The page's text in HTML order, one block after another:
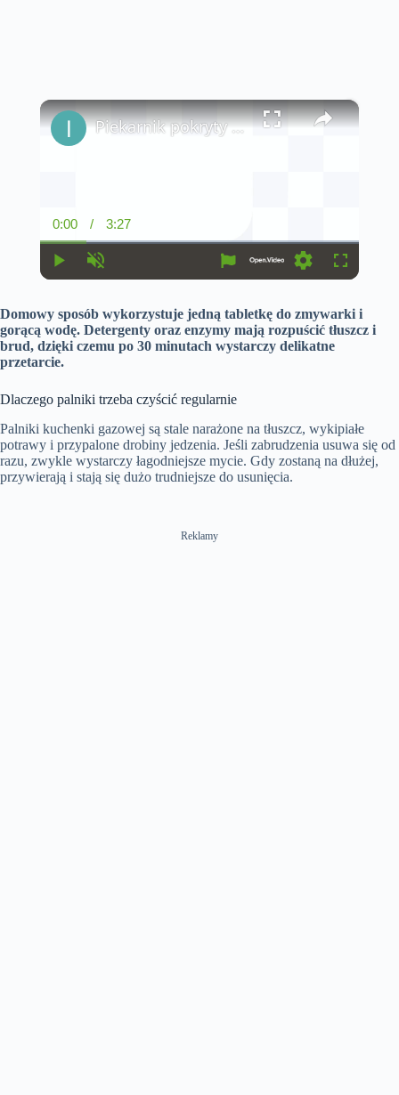
×
y
u
t
e
C
u
r
e
t
T
i
m
0:00 /
D
u
t
o
n
3:27
t
i
n
g
l
s
c
Piekarnik pokryty brudem? Wykorzystaj sztuczkę tabletki do zmywarki: znów będzie jak nowa
Domowy sposób wykorzystuje jedną tabletkę do zmywarki i
gorącą wodę. Detergenty oraz enzymy mają rozpuścić tłuszcz i
brud, dzięki czemu po 30 minutach wystarczy delikatne
przetarcie.
Dlaczego palniki trzeba czyścić regularnie
Palniki kuchenki gazowej są stale narażone na tłuszcz, wykipiałe
potrawy i przypalone drobiny jedzenia. Jeśli zabrudzenia usuwa się od
razu, zwykle wystarczy łagodniejsze mycie. Gdy zostaną na dłużej,
przywierają i stają się dużo trudniejsze do usunięcia.
Reklamy